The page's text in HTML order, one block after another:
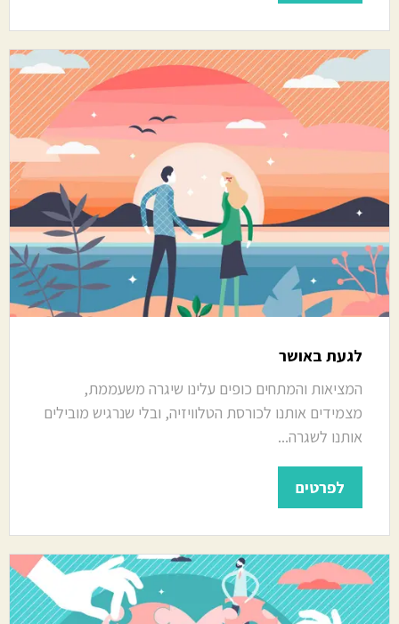
לגעת באושר
המציאות והמתחים כופים עלינו שיגרה משעממת,
מצמידים אותנו לכורסת הטלוויזיה, ובלי שנרגיש מובילים
אותנו לשגרה...
לפרטים